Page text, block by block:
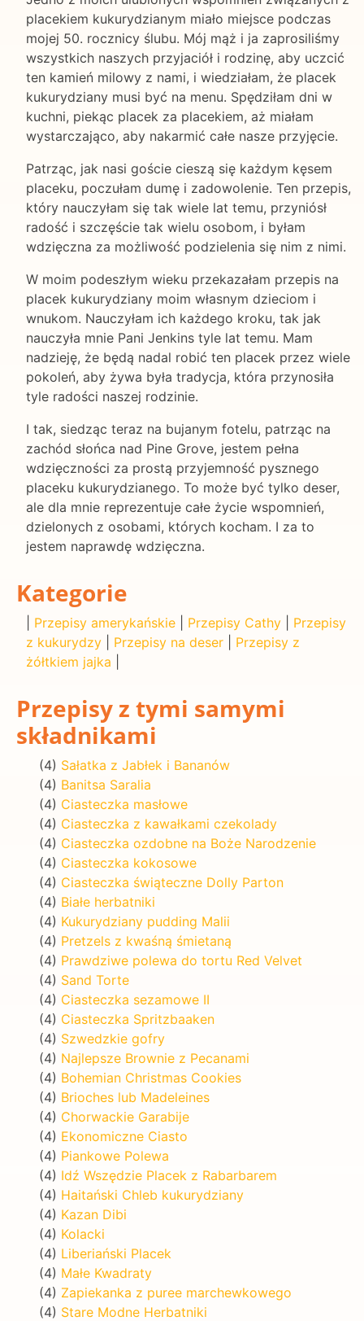
placekiem kukurydzianym miało miejsce podczas
mojej 50. rocznicy ślubu. Mój mąż i ja zaprosiliśmy
wszystkich naszych przyjaciół i rodzinę, aby uczcić
ten kamień milowy z nami, i wiedziałam, że placek
kukurydziany musi być na menu. Spędziłam dni w
kuchni, piekąc placek za placekiem, aż miałam
wystarczająco, aby nakarmić całe nasze przyjęcie.
Patrząc, jak nasi goście cieszą się każdym kęsem
placeku, poczułam dumę i zadowolenie. Ten przepis,
który nauczyłam się tak wiele lat temu, przyniósł
radość i szczęście tak wielu osobom, i byłam
wdzięczna za możliwość podzielenia się nim z nimi.
W moim podeszłym wieku przekazałam przepis na
placek kukurydziany moim własnym dzieciom i
wnukom. Nauczyłam ich każdego kroku, tak jak
nauczyła mnie Pani Jenkins tyle lat temu. Mam
nadzieję, że będą nadal robić ten placek przez wiele
pokoleń, aby żywa była tradycja, która przynosiła
tyle radości naszej rodzinie.
I tak, siedząc teraz na bujanym fotelu, patrząc na
zachód słońca nad Pine Grove, jestem pełna
wdzięczności za prostą przyjemność pysznego
placeku kukurydzianego. To może być tylko deser,
ale dla mnie reprezentuje całe życie wspomnień,
dzielonych z osobami, których kocham. I za to
jestem naprawdę wdzięczna.
Kategorie
Przepisy amerykańskie Przepisy Cathy
Przepisy
z kukurydzy
Przepisy na deser
Przepisy z
żółtkiem jajka
Przepisy z tymi samymi
składnikami
(4) Sałatka z Jabłek i Bananów
(4) Banitsa Saralia
(4) Ciasteczka masłowe
(4) Ciasteczka z kawałkami czekolady
(4) Ciasteczka ozdobne na Boże Narodzenie
(4) Ciasteczka kokosowe
(4) Ciasteczka świąteczne Dolly Parton
(4) Białe herbatniki
(4) Kukurydziany pudding Malii
(4) Pretzels z kwaśną śmietaną
(4) Prawdziwe polewa do tortu Red Velvet
(4) Sand Torte
(4) Ciasteczka sezamowe II
(4) Ciasteczka Spritzbaaken
(4) Szwedzkie gofry
(4) Najlepsze Brownie z Pecanami
(4) Bohemian Christmas Cookies
(4) Brioches lub Madeleines
(4) Chorwackie Garabije
(4) Ekonomiczne Ciasto
(4) Piankowe Polewa
(4) Idź Wszędzie Placek z Rabarbarem
(4) Haitański Chleb kukurydziany
(4) Kazan Dibi
(4) Kolacki
(4) Liberiański Placek
(4) Małe Kwadraty
(4) Zapiekanka z puree marchewkowego
(4) Stare Modne Herbatniki